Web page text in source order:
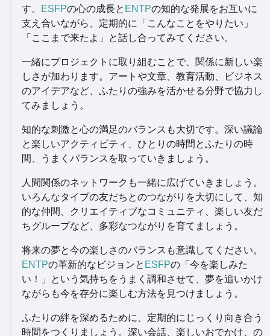
す。
ESFPの心の成長と ENTPの知的な発展をお互いに
支え合いながら、定期的に「こんなことをやりたい」
「ここまで来たよ」と話し合ってみてください。
一緒にプロジェクトに取り組むことで、関係に新しい楽
しさが加わります。アートや文章、教育活動、ビジネス
のアイデアなど、ふたりの強みを活かせる分野で協力し
てみましょう。
知的な刺激と心の満足のバランスも大切です。深い議論
と楽しいアクティビティ、ひとりの時間とふたりの時
間、うまくバランスを取っていきましょう。
人間関係のネットワークも一緒に広げていきましょう。
いろんなタイプの友だちとのつながりを大切にして、知
的な仲間、クリエイティブなコミュニティ、楽しい友だ
ちグループなど、多彩なつながりを育てましょう。
将来の夢と今の楽しさのバランスも意識してください。
ENTPの革新的なビジョンと ESFPの「今を楽しみた
い！」という気持ちをうまく調和させて、夢を追いかけ
ながらも今を存分に楽しむ方法を見つけましょう。
ふたりの絆を深めるために、定期的にじっくり向き合う
時間をつくりましょう。深い会話、楽しいおでかけ、の